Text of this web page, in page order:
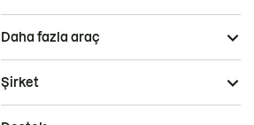
Daha fazla araç
Şirket